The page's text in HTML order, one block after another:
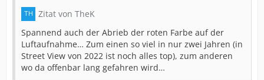
Zitat von TheK
Spannend auch der Abrieb der roten Farbe auf der
Luftaufnahme… Zum einen so viel in nur zwei Jahren (in
Street View von 2022 ist noch alles top), zum anderen
wo da offenbar lang gefahren wird…